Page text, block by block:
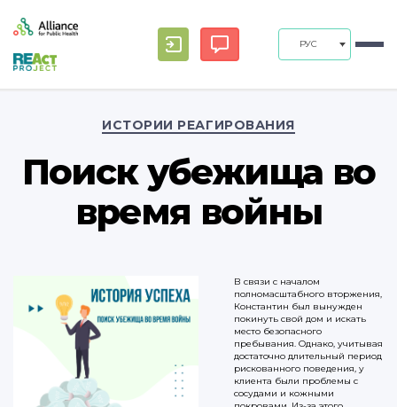
РУС
ИСТОРИИ РЕАГИРОВАНИЯ
Поиск убежища во
время войны
В связи с началом
полномасштабного вторжения,
Константин был вынужден
покинуть свой дом и искать
место безопасного
пребывания. Однако, учитывая
достаточно длительный период
рискованного поведения, у
клиента были проблемы с
сосудами и кожными